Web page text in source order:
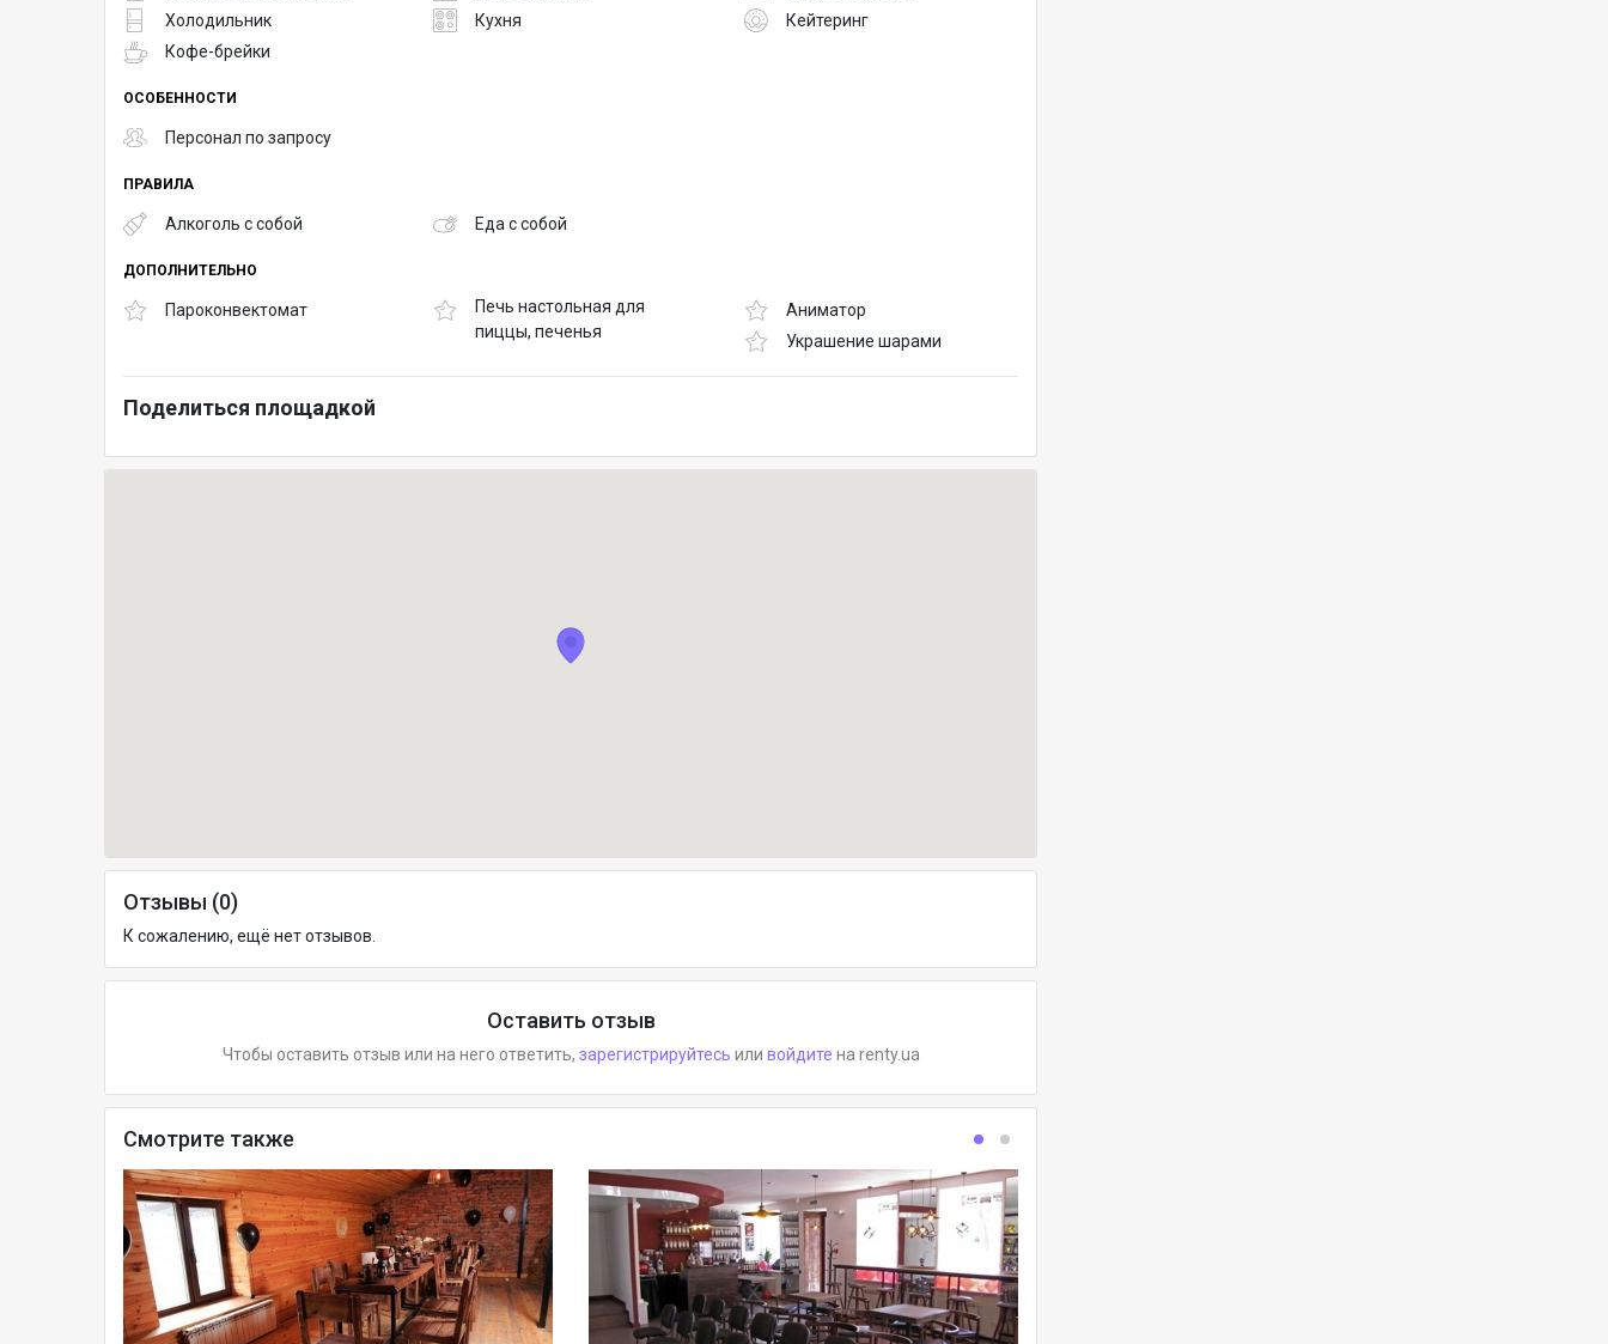
Холодильник
Кухня
Кейтеринг
Кофе-брейки
ОСОБЕННОСТИ
Персонал по запросу
ПРАВИЛА
Алкоголь с собой Еда с собой
ДОПОЛНИТЕЛЬНО
Пароконвектомат
Печь настольная для
пиццы, печенья
Аниматор
Украшение шарами
Поделиться площадкой
Отзывы (0)
К сожалению, ещё нет отзывов.
Оставить отзыв
Чтобы оставить отзыв или на него ответить, зарегистрируйтесь или войдите на renty.ua
Смотрите также